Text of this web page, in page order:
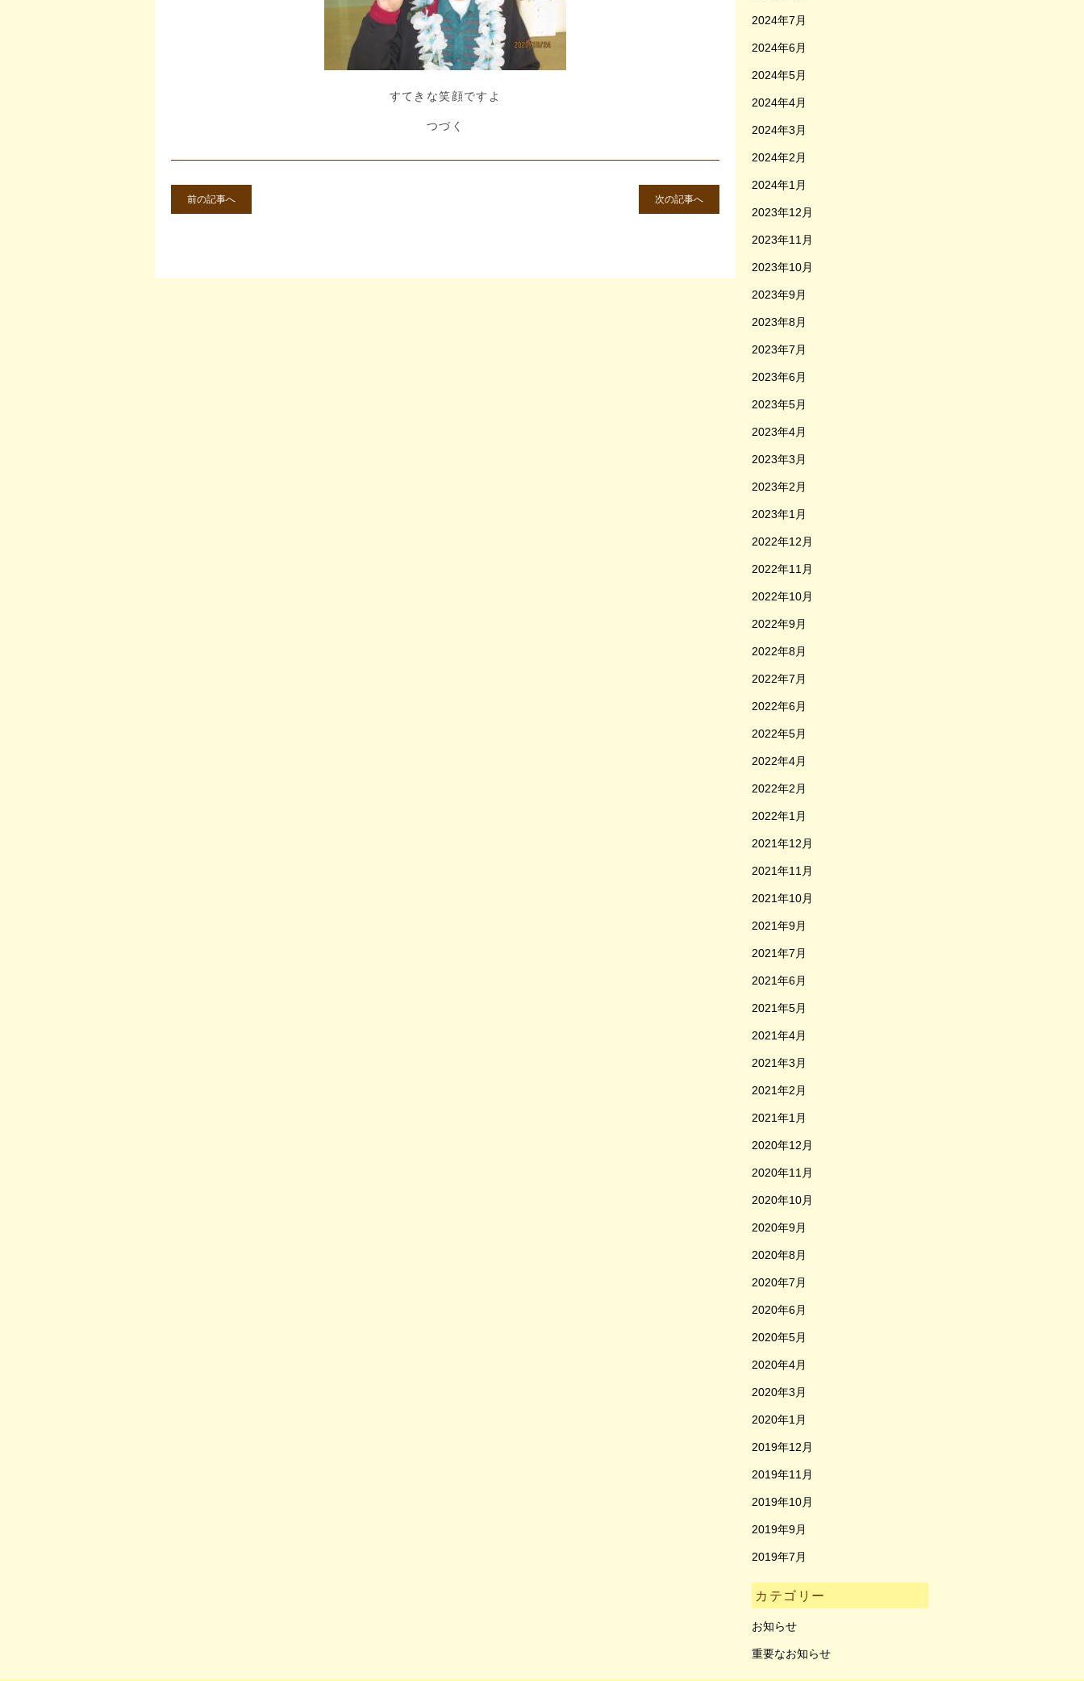
すてきな笑顔ですよ
つづく
前の記事へ 次の記事へ
2024年7月
2024年6月
2024年5月
2024年4月
2024年3月
2024年2月
2024年1月
2023年12月
2023年11月
2023年10月
2023年9月
2023年8月
2023年7月
2023年6月
2023年5月
2023年4月
2023年3月
2023年2月
2023年1月
2022年12月
2022年11月
2022年10月
2022年9月
2022年8月
2022年7月
2022年6月
2022年5月
2022年4月
2022年2月
2022年1月
2021年12月
2021年11月
2021年10月
2021年9月
2021年7月
2021年6月
2021年5月
2021年4月
2021年3月
2021年2月
2021年1月
2020年12月
2020年11月
2020年10月
2020年9月
2020年8月
2020年7月
2020年6月
2020年5月
2020年4月
2020年3月
2020年1月
2019年12月
2019年11月
2019年10月
2019年9月
2019年7月
カテゴリー
お知らせ
重要なお知らせ